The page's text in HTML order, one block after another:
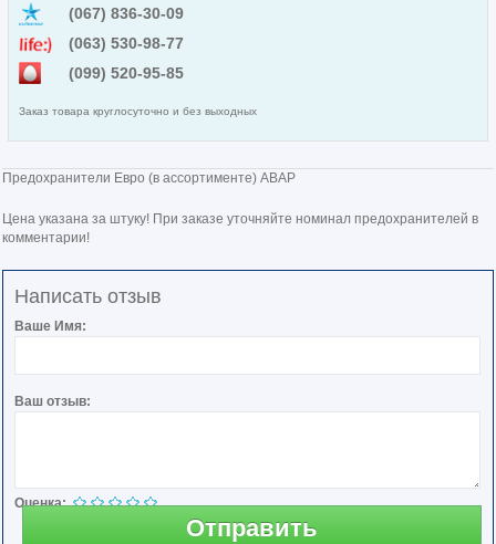
(067) 836-30-09
(063) 530-98-77
(099) 520-95-85
Заказ товара круглосуточно и без выходных
Предохранители Евро (в ассортименте) АВАР
Цена указана за штуку! При заказе уточняйте номинал предохранителей в
комментарии!
Написать отзыв
Ваше Имя:
Ваш отзыв:
Оценка:
Отправить